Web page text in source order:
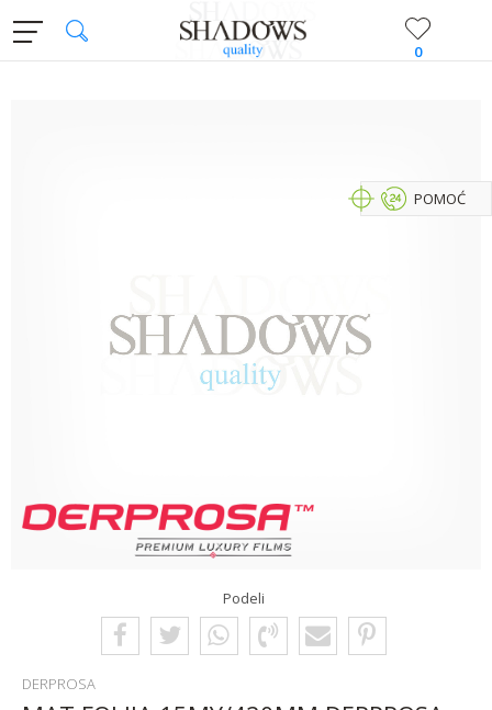
0
Podeli
DERPROSA
POMOĆ